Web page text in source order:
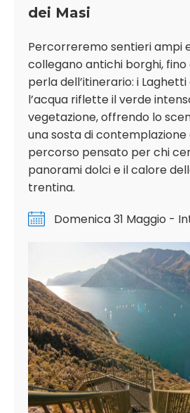
dei Masi
Percorreremo sentieri ampi
collegano antichi borghi,
perla dell’itinerario: i Laghetti
l’acqua riflette il verde
vegetazione, offrendo lo
una sosta di contemplazione
percorso pensato per chi
panorami dolci e il calore
trentina.
Domenica 31 Maggio -